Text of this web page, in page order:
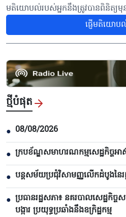
មតិយោបល់របស់អ្នកនឹងត្រូវបានពិនិត្យមុ
ផ្ញើមតិយោប
ថ្មីបំផុត
● 08/08/2026
● ក្របខ័ណ្ឌសមាហរណកម្មសេដ្ឋកិច្ច
● បន្តសម័យប្រជុំវិសាមញ្ញលើកដំបូងនៃ
● ប្រធានរដ្ឋសភា៖ នគរបាលសេដ្ឋកិច្ច
បង្ការ ប្រយុទ្ធប្រឆាំងនឹងឧក្រិដ្ឋកម្ម